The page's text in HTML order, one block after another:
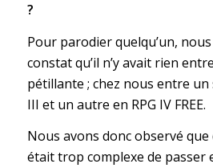
?
Pour parodier quelqu’un,
constat qu’il n’y avait rien
pétillante ; chez nous entre un
III et un autre en RPG IV FREE.
Nous avons donc observé que
était trop complexe de passer